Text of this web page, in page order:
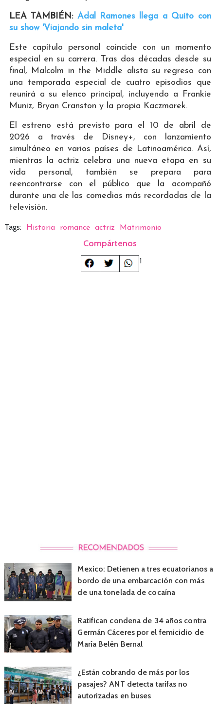
LEA TAMBIÉN: Adal Ramones llega a Quito con
su show 'Viajando sin maleta'
Este capítulo personal coincide con un momento
especial en su carrera. Tras dos décadas desde su
final, Malcolm in the Middle alista su regreso con
una temporada especial de cuatro episodios que
reunirá a su elenco principal, incluyendo a Frankie
Muniz, Bryan Cranston y la propia Kaczmarek.
El estreno está previsto para el 10 de abril de
2026 a través de Disney+, con lanzamiento
simultáneo en varios países de Latinoamérica. Así,
mientras la actriz celebra una nueva etapa en su
vida personal, también se prepara para
reencontrarse con el público que la acompañó
durante una de las comedias más recordadas de la
televisión.
Tags: Historia romance actriz Matrimonio
Compártenos
1
Mexico: Detienen a tres ecuatorianos a
bordo de una embarcación con más
de una tonelada de cocaína
Ratifican condena de 34 años contra
Germán Cáceres por el femicidio de
María Belén Bernal
¿Están cobrando de más por los
pasajes? ANT detecta tarifas no
autorizadas en buses